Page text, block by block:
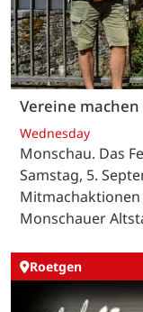
Vereine
Wednesday
Monschau. Das
Samstag, 5.
Monschauer
Roetgen